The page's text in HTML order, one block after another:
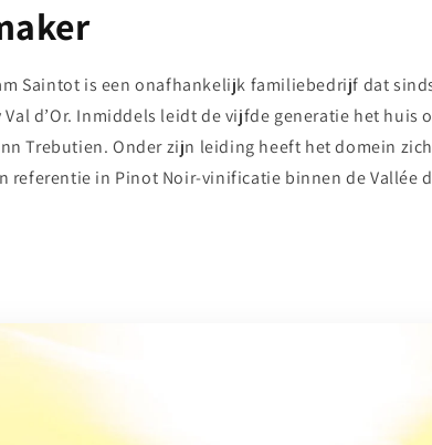
Saintot is een onafhankelijk familiebedrijf dat
Val d’Or. Inmiddels leidt de vijfde generatie het huis
Trebutien. Onder zijn leiding heeft het domein zich
referentie in Pinot Noir-vinificatie binnen de Vallée